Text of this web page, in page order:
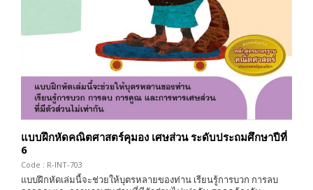
แบบฝึกหัดคณิตศาสตร์คุมอง เศษส่วน ระดับประถมศึกษาปีที่
6
Code : R-INT-703
แบบฝึกหัดเล่มนี้จะช่วยให้บุตรหลายของท่าน เรียนรู้การบวก การลบ